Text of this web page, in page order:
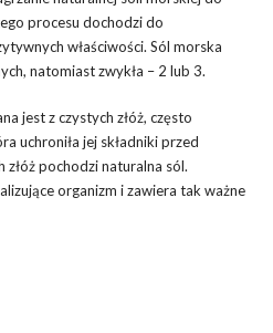
procesu dochodzi do
właściwości. Sól morska
natomiast zwykła – 2 lub 3.
jest z czystych złóż, często
uchroniła jej składniki przed
złóż pochodzi naturalna sól.
organizm i zawiera tak ważne